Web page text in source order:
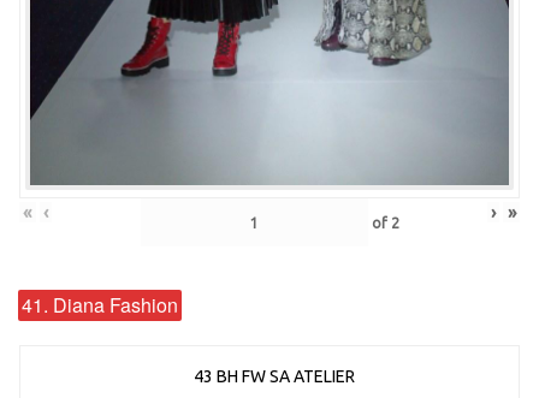
« ‹ of 2 › »
41. Diana Fashion
43 BH FW SA ATELIER